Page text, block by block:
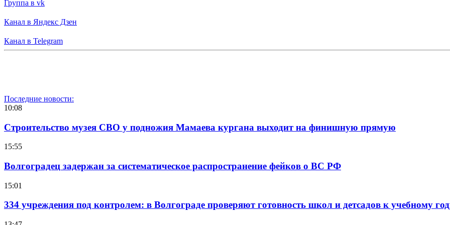
Группа в vk
Канал в Яндекс Дзен
Канал в Telegram
Последние новости:
10:08
Строительство музея СВО у подножия Мамаева кургана выходит на финишную прямую
15:55
Волгоградец задержан за систематическое распространение фейков о ВС РФ
15:01
334 учреждения под контролем: в Волгограде проверяют готовность школ и детсадов к учебному